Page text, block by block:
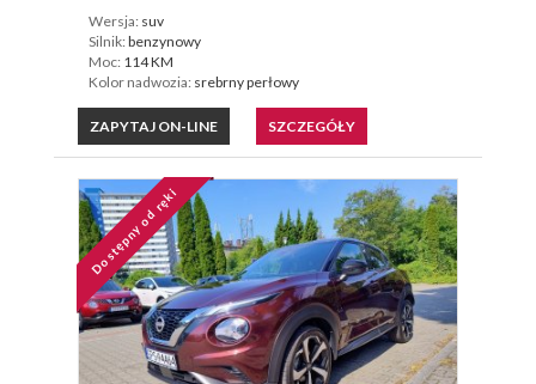
Wersja: suv
Silnik: benzynowy
Moc: 114 KM
Kolor nadwozia: srebrny perłowy
ZAPYTAJ ON-LINE SZCZEGÓŁY
Dostępny od ręki